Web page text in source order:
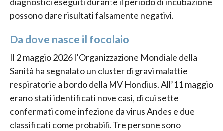
possono dare risultati falsamente negativi.
Da dove nasce il focolaio
Il 2 maggio 2026 l’Organizzazione Mondiale della
Sanità ha segnalato un cluster di gravi malattie
respiratorie a bordo della MV Hondius. All’11 maggio
erano stati identificati nove casi, di cui sette
confermati come infezione da virus Andes e due
classificati come probabili. Tre persone sono